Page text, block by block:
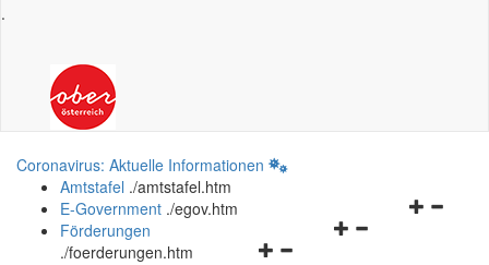
.
Coronavirus: Aktuelle Informationen
Amtstafel ./amtstafel.htm
Navigationsmenü
E-Government ./egov.htm
Navigationsmenü
Förderungen
./foerderungen.htm